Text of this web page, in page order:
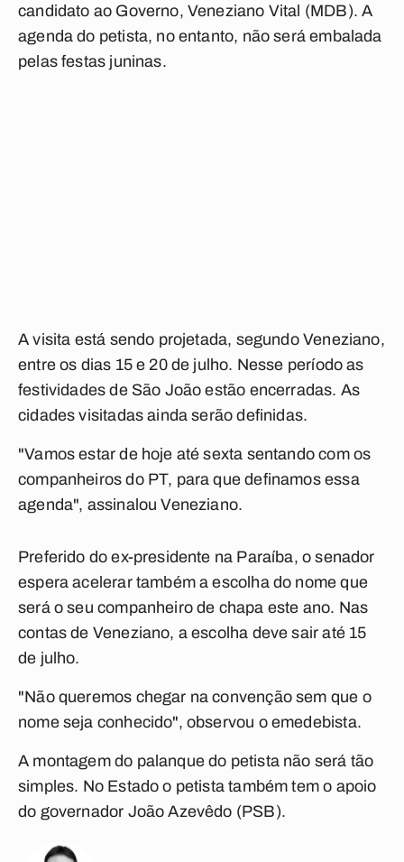
candidato ao Governo, Veneziano Vital (MDB). A
agenda do petista, no entanto, não será embalada
pelas festas juninas.
A visita está sendo projetada, segundo Veneziano,
entre os dias 15 e 20 de julho. Nesse período as
festividades de São João estão encerradas. As
cidades visitadas ainda serão definidas.
"Vamos estar de hoje até sexta sentando com os
companheiros do PT, para que definamos essa
agenda", assinalou Veneziano.
Preferido do ex-presidente na Paraíba, o senador
espera acelerar também a escolha do nome que
será o seu companheiro de chapa este ano. Nas
contas de Veneziano, a escolha deve sair até 15
de julho.
"Não queremos chegar na convenção sem que o
nome seja conhecido", observou o emedebista.
A montagem do palanque do petista não será tão
simples. No Estado o petista também tem o apoio
do governador João Azevêdo (PSB).